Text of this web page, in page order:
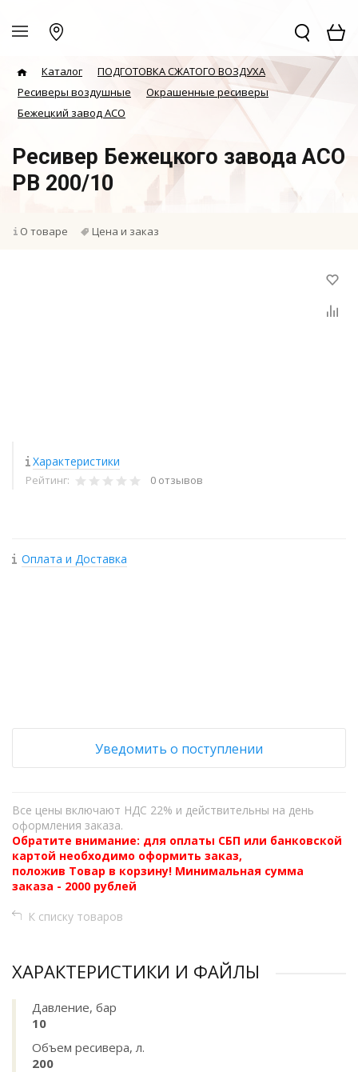
Каталог
ПОДГОТОВКА СЖАТОГО ВОЗДУХА
Ресиверы воздушные
Окрашенные ресиверы
Бежецкий завод АСО
Ресивер Бежецкого завода АСО
РВ 200/10
О товаре Цена и заказ
Характеристики
Рейтинг: 0 отзывов
Оплата и Доставка
Уведомить о поступлении
Все цены включают НДС 22% и действительны на день
оформления заказа.
Обратите внимание: для оплаты СБП или банковской
картой необходимо оформить заказ,
положив Товар в корзину! Минимальная сумма
заказа - 2000 рублей
К списку товаров
ХАРАКТЕРИСТИКИ И ФАЙЛЫ
Давление, бар
10
Объем ресивера, л.
200